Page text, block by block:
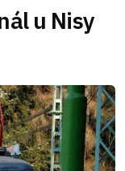
u Nisy